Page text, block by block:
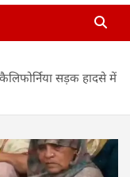
सड़क हादसे में